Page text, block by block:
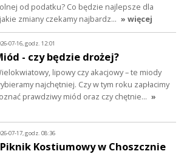
od podatku? Co będzie najlepsze dla
zmiany czekamy najbardz… » więcej
07-16, godz. 12:01
- czy będzie drożej?
lipowy czy akacjowy – te miody
najchętniej. Czy w tym roku zapłacimy
prawdziwy miód oraz czy chętnie… »
07-17, godz. 08:36
Kostiumowy w Choszcznie